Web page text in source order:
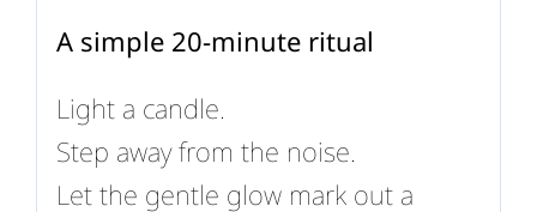
A simple 20-minute ritual
Light a candle.
Step away from the noise.
Let the gentle glow mark out a